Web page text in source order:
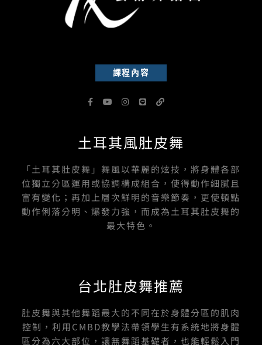
課程內容
F
a
o
o
f
Y
o
b
e
I
n
g
r
L
i
L
i
土耳其風肚皮舞
「土耳其肚皮舞」舞風以華麗的炫技，將身體各部
位獨立分區運用或協調構成組合，使得動作細膩且
富有變化；再加上層次鮮明的音樂節奏，更使頓點
動作俐落分明、爆發力強，而成為土耳其肚皮舞的
最大特色。
台北肚皮舞推薦
肚皮舞與其他舞蹈最大的不同在於身體分區的肌肉
控制，利用CMBD教學法帶領學生有系統地將身體
區分為六大部位，讓無舞蹈基礎者，也能輕鬆入門